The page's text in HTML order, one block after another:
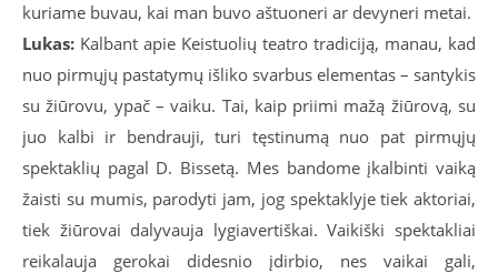
kuriame buvau, kai man buvo aštuoneri ar devyneri metai.
Lukas: Kalbant apie Keistuolių teatro tradiciją, manau, kad
nuo pirmųjų pastatymų išliko svarbus elementas – santykis
su žiūrovu, ypač – vaiku. Tai, kaip priimi mažą žiūrovą, su
juo kalbi ir bendrauji, turi tęstinumą nuo pat pirmųjų
spektaklių pagal D. Bissetą. Mes bandome įkalbinti vaiką
žaisti su mumis, parodyti jam, jog spektaklyje tiek aktoriai,
tiek žiūrovai dalyvauja lygiavertiškai. Vaikiški spektakliai
reikalauja gerokai didesnio įdirbio, nes vaikai gali,